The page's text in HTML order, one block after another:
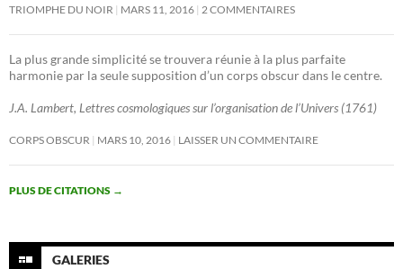
TRIOMPHE DU NOIR MARS 11, 2016 2 COMMENTAIRES
La plus grande simplicité se trouvera réunie à la plus parfaite
harmonie par la seule supposition d’un corps obscur dans le centre.
J.A. Lambert, Lettres cosmologiques sur l’organisation de l’Univers (1761)
CORPS OBSCUR MARS 10, 2016 LAISSER UN COMMENTAIRE
PLUS DE CITATIONS →
GALERIES